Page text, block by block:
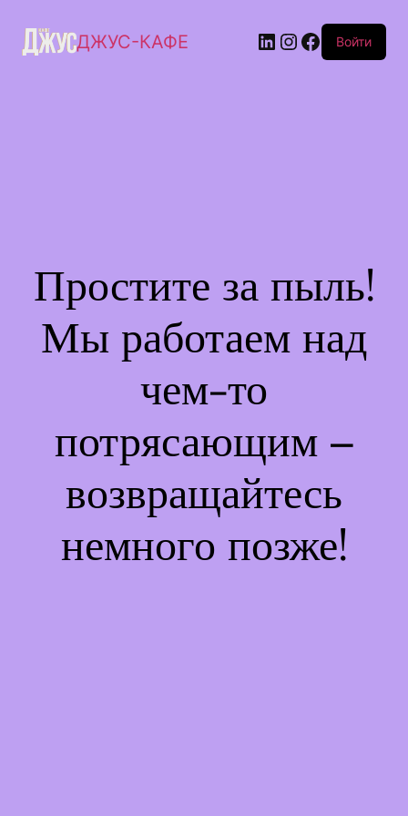
ДЖУС-КАФЕ Войти
Простите за пыль!
Мы работаем над
чем-то
потрясающим –
возвращайтесь
немного позже!